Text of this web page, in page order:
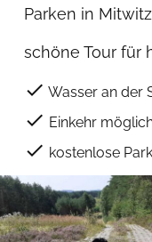
Parken in
schöne Tour für
check Wasser an der
check Einkehr
check kostenlose